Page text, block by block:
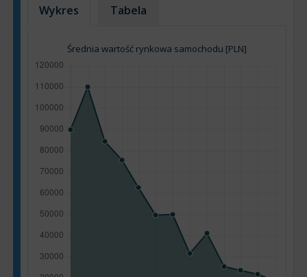
Wykres Tabela
Średnia wartość rynkowa samochodu [PLN]